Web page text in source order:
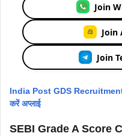
Join
Join
Join
India Post GDS Recruitment
करें अप्लाई
SEBI Grade A Score